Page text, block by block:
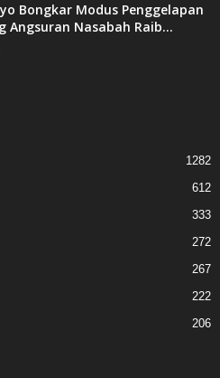
Bongkar Modus Penggelapan
Angsuran Nasabah Raib...
1282
612
333
272
267
222
206